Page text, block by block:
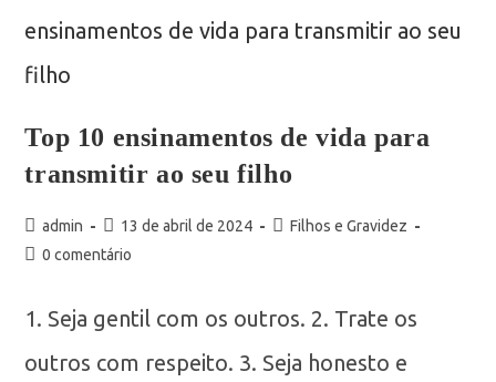
Top 10 ensinamentos de vida para
transmitir ao seu filho
admin 13 de abril de 2024
Filhos e Gravidez
0 comentário
1. Seja gentil com os outros. 2. Trate os
outros com respeito. 3. Seja honesto e